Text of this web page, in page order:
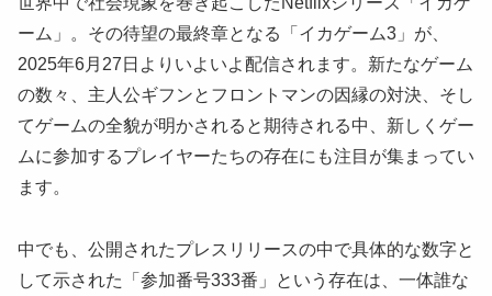
ーム」。その待望の最終章となる「イカゲーム3」が、
2025年6月27日よりいよいよ配信されます。新たなゲーム
の数々、主人公ギフンとフロントマンの因縁の対決、そし
てゲームの全貌が明かされると期待される中、新しくゲー
ムに参加するプレイヤーたちの存在にも注目が集まってい
ます。
中でも、公開されたプレスリリースの中で具体的な数字と
して示された「参加番号333番」という存在は、一体誰な